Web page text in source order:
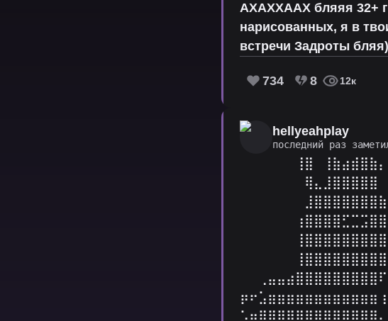
АХАХХААХ бляяя 32+
нарисованных, я в
встречи Задроты
734 8 12к
hellyeahplay
последний раз